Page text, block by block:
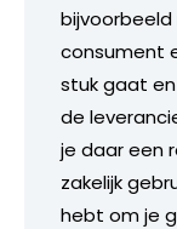
bijvoorbeeld
consument
stuk gaat
de
je daar een
zakelijk
hebt om je